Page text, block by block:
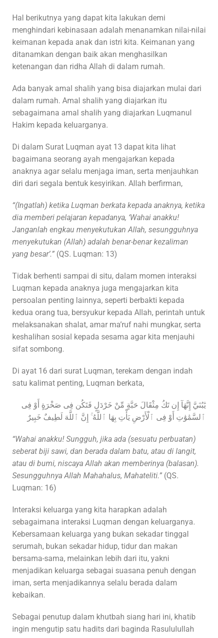
Hal berikutnya yang dapat kita lakukan demi
menghindari kebinasaan adalah menanamkan nilai-nilai
keimanan kepada anak dan istri kita. Keimanan yang
ditanamkan dengan baik akan menghasilkan
ketenangan dan ridha Allah di dalam rumah.
Ada banyak amal shalih yang bisa diajarkan mulai dari
dalam rumah. Amal shalih yang diajarkan itu
sebagaimana amal shalih yang diajarkan Luqmanul
Hakim kepada keluarganya.
Di dalam Surat Luqman ayat 13 dapat kita lihat
bagaimana seorang ayah mengajarkan kepada
anaknya agar selalu menjaga iman, serta menjauhkan
diri dari segala bentuk kesyirikan. Allah berfirman,
“(Ingatlah) ketika Luqman berkata kepada anaknya, ketika
dia memberi pelajaran kepadanya, ‘Wahai anakku!
Janganlah engkau menyekutukan Allah, sesungguhnya
menyekutukan (Allah) adalah benar-benar kezaliman
yang besar’.” (QS. Luqman: 13)
Tidak berhenti sampai di situ, dalam momen interaksi
Luqman kepada anaknya juga mengajarkan kita
persoalan penting lainnya, seperti berbakti kepada
kedua orang tua, bersyukur kepada Allah, perintah untuk
melaksanakan shalat, amar ma’ruf nahi mungkar, serta
keshalihan sosial kepada sesama agar kita menjauhi
sifat sombong.
Di ayat 16 dari surat Luqman, terekam dengan indah
satu kalimat penting, Luqman berkata,
يَٰبُنَيَّ إِنَّهَآ إِن تَكُ مِثْقَالَ حَبَّةٍ مِّنْ خَرْدَلٍ فَتَكُن فِى صَخْرَةٍ أَوْ فِى
ٱلسَّمَٰوَٰتِ أَوْ فِى ٱلْأَرْضِ يَأْتِ بِهَا ٱللَّهُ ۚ إِنَّ ٱللَّهَ لَطِيفٌ خَبِيرٌ
“Wahai anakku! Sungguh, jika ada (sesuatu perbuatan)
seberat biji sawi, dan berada dalam batu, atau di langit,
atau di bumi, niscaya Allah akan memberinya (balasan).
Sesungguhnya Allah Mahahalus, Mahateliti.” (QS.
Luqman: 16)
Interaksi keluarga yang kita harapkan adalah
sebagaimana interaksi Luqman dengan keluarganya.
Kebersamaan keluarga yang bukan sekadar tinggal
serumah, bukan sekadar hidup, tidur dan makan
bersama-sama, melainkan lebih dari itu, yakni
menjadikan keluarga sebagai suasana penuh dengan
iman, serta menjadikannya selalu berada dalam
kebaikan.
Sebagai penutup dalam khutbah siang hari ini, khatib
ingin mengutip satu hadits dari baginda Rasululullah